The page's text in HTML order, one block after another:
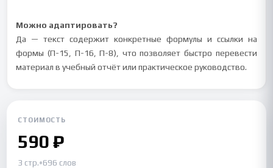
Можно адаптировать?
Да — текст содержит конкретные формулы и ссылки на
формы (П-15, П-16, П-8), что позволяет быстро перевести
материал в учебный отчёт или практическое руководство.
СТОИМОСТЬ
590 ₽
3 стр.•696 слов